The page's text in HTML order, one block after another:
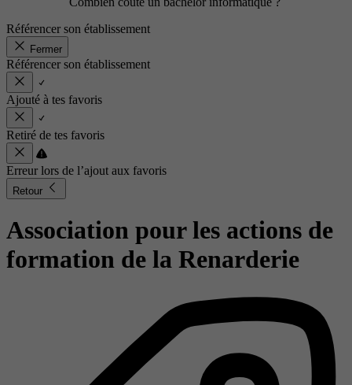
Référencer son établissement
Fermer
Référencer son établissement
Ajouté à tes favoris
Retiré de tes favoris
Erreur lors de l’ajout aux favoris
Retour
Association pour les actions de
formation de la Renarderie